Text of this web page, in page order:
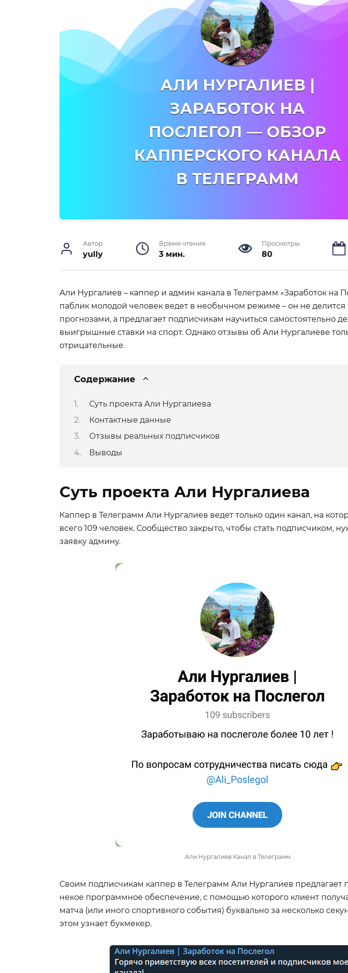
АЛИ НУРГАЛИЕВ |
ЗАРАБОТОК НА
ПОСЛЕГОЛ — ОБЗОР
КАППЕРСКОГО КАНАЛА
В ТЕЛЕГРАММ
Автор
yully
Время чтения
3 мин.
Просмотры
80
Али Нургалиев – каппер и админ канала в Телеграмм «Заработок на
паблик молодой человек ведет в необычном режиме – он не делится
прогнозами, а предлагает подписчикам научиться самостоятельно
выигрышные ставки на спорт. Однако отзывы об Али Нургалиеве
отрицательные.
Содержание
Суть проекта Али Нургалиева
Контактные данные
Отзывы реальных подписчиков
Выводы
Суть проекта Али Нургалиева
Каппер в Телеграмм Али Нургалиев ведет только один канал, на
всего 109 человек. Сообщество закрыто, чтобы стать подписчиком,
заявку админу.
Али Нургалиев Канал в Телеграмм
Своим подписчикам каппер в Телеграмм Али Нургалиев предлагает
некое программное обеспечение, с помощью которого клиент
матча (или иного спортивного события) буквально за несколько
этом узнает букмекер.